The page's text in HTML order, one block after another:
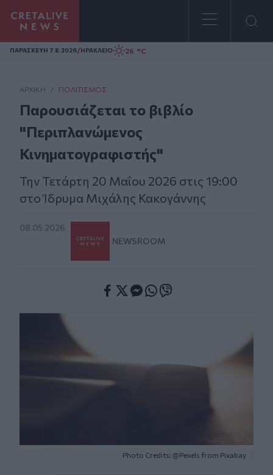
Homepage
ΠΑΡΑΣΚΕΥΗ 7.8.2026/ΗΡΑΚΛΕΙΟ 26 °C
ΑΡΧΙΚΗ / ΠΟΛΙΤΙΣΜΌΣ
Παρουσιάζεται το βιβλίο
"Περιπλανώμενος
Κινηματογραφιστής"
Την Τετάρτη 20 Μαΐου 2026 στις 19:00
στο Ίδρυμα Μιχάλης Κακογάννης
08.05.2026
NEWSROOM
Photo Credits: @Pexels from Pixabay